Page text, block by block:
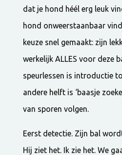
dat je hond héél erg leuk
hond onweerstaanbaar
keuze snel gemaakt: zijn
werkelijk ALLES voor deze
speurlessen is introductie
andere helft is ‘baasje
van sporen volgen.
Eerst detectie. Zijn bal
Hij ziet het. Ik zie het. We